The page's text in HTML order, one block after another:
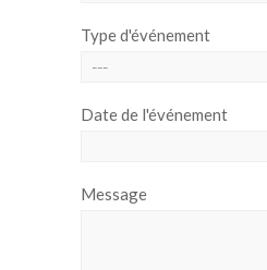
Type d'événement
Date de l'événement
Message